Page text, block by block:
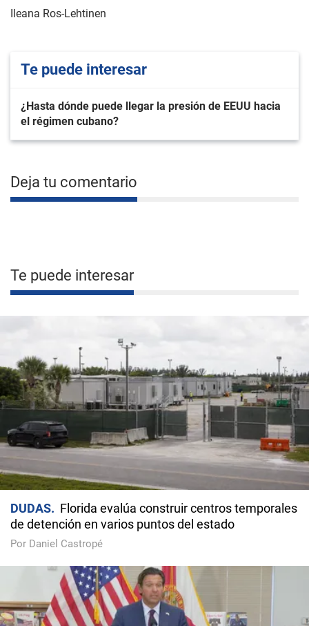
Ileana Ros-Lehtinen
Te puede interesar
¿Hasta dónde puede llegar la presión de EEUU hacia
el régimen cubano?
Deja tu comentario
Te puede interesar
DUDAS
Florida evalúa construir centros temporales
de detención en varios puntos del estado
Por Daniel Castropé